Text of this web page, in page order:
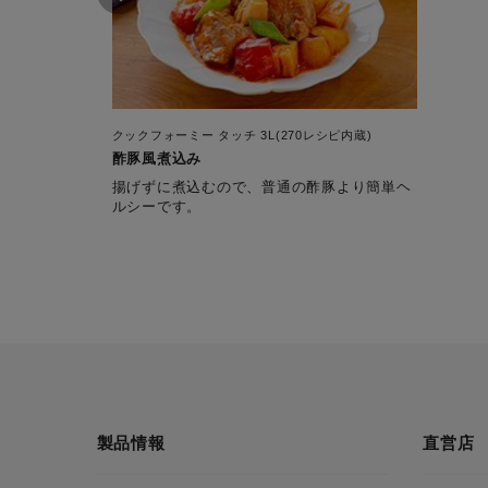
クックフォーミー タッチ 3L(270レシピ内蔵)
酢豚風煮込み
揚げずに煮込むので、普通の酢豚より簡単ヘ
ルシーです。
製品情報 直営店